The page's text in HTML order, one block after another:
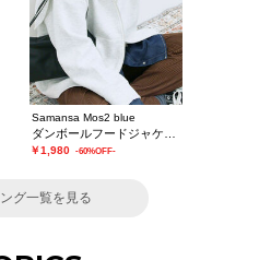
Samansa Mos2 blue
￥1,980 -60%OFF-
グ一覧を見る